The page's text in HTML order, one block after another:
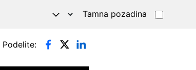
Tamna pozadina
Podelite: